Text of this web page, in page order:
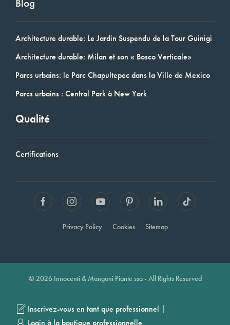
Architecture durable: Le Jardin Suspendu de la Tour Guinigi
Architecture durable: Milan et son « Bosco Verticale»
Parcs urbains: le Parc Chapultepec dans la Ville de Mexico
Parcs urbains : Central Park à New York
Qualité
Certifications
Privacy Policy Cookies Sitemap
© 2026 Innocenti & Mangoni Piante ssa - All Rights Reserved
Inscrivez-vous en tant que professionnel |